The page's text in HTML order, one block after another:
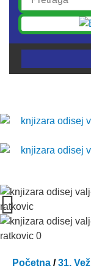
Početna /31.